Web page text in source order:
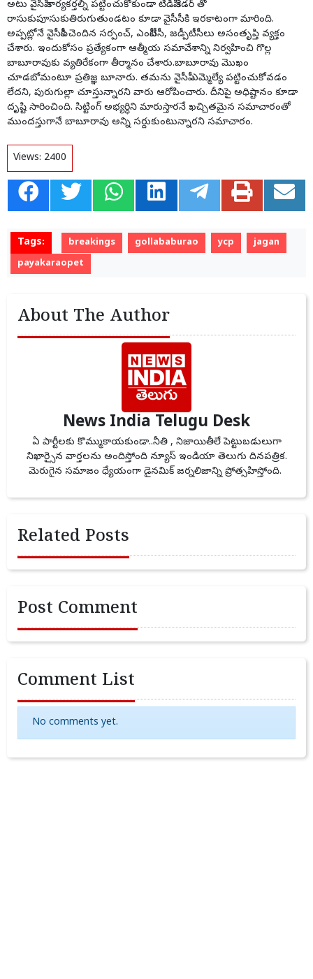
అటు వైసీపీ కార్యకర్తల్ని పట్టించుకోకుండా టీడీపీ కేడర్ తో
రాసుకుపూసుకుతిరుగుతుండటం కూడా వైసీసీకి ఇరకాటంగా మారింది.
అప్పట్లోనే వైసీపీకి చెందిన సర్పంచ్, ఎంపీటీసీ, జడ్పీటీసీలు అసంతృప్తి వ్యక్తం
చేశారు. ఇందుకోసం ప్రత్యేకంగా ఆత్మీయ సమావేశాన్ని నిర్వహించి గొల్ల
బాబూరావుకు వ్యతిరేకంగా తీర్మానం చేశారు.బాబూరావు మొఖం
చూడబోమంటూ ప్రతిజ్ఞ బూనారు. తమను వైసీపీ ఎమ్మెల్యే పట్టించుకోవడం
లేదని, పురుగుల్లా చూస్తున్నారని వారు ఆరోపించారు. దీనిపై అధిష్టానం కూడా
దృష్టి సారించింది. సిట్టింగ్ అభ్యర్ధిని మారుస్తారనే ఖచ్చితమైన సమాచారంతో
ముందస్తుగానే బాబూరావు అన్ని సర్దుకుంటున్నారని సమాచారం.
Views: 2400
Tags: breakings gollababurao ycp
jagan
payakaraopet
About The Author
News India Telugu Desk
ఏ పార్టీలకు కొమ్ముకాయకుండా..నీతి , నిజాయితీలే పెట్టుబడులుగా
నిఖార్సైన వార్తలను అందిస్తోంది న్యూస్ ఇండియా తెలుగు దినపత్రిక.
మెరుగైన సమాజం ధ్యేయంగా డైనమిక్ జర్నలిజాన్ని ప్రోత్సహిస్తోంది.
Related Posts
Post Comment
Comment List
No comments yet.